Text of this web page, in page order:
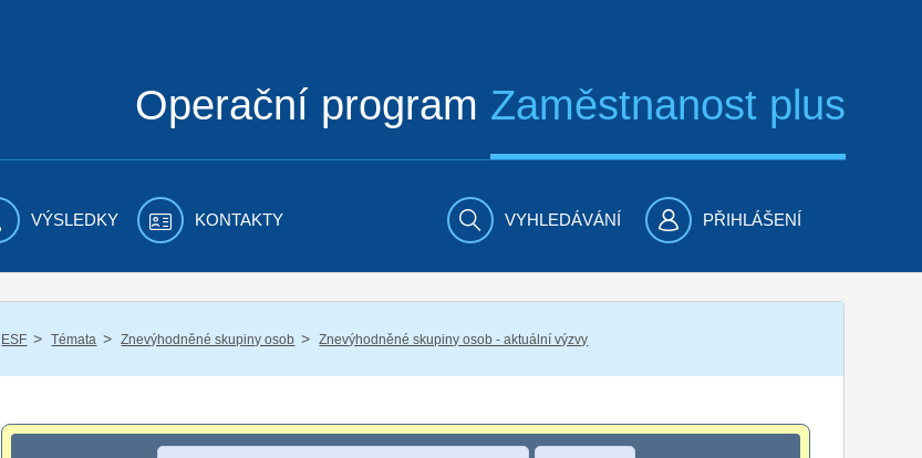
Operační program Zaměstnanost plus
VÝSLEDKY KONTAKTY VYHLEDÁVÁNÍ PŘIHLÁŠENÍ
ESF / Témata / Znevýhodněné skupiny osob / Znevýhodněné skupiny osob - aktuální výzvy